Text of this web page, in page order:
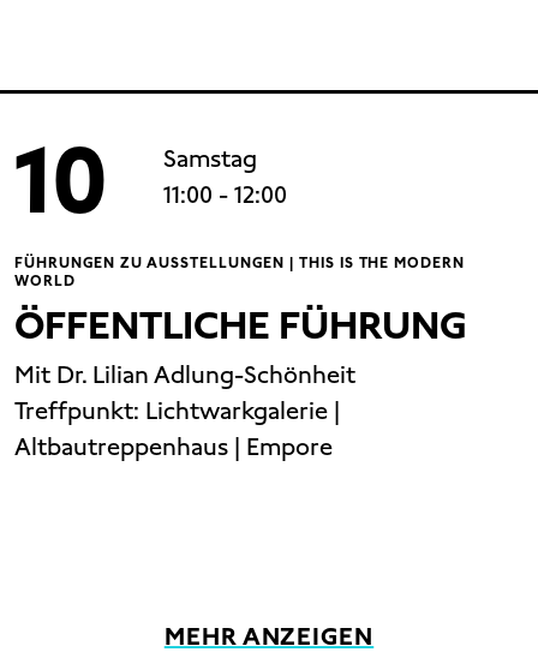
10
Samstag
11:00 - 12:00
FÜHRUNGEN ZU AUSSTELLUNGEN | THIS IS THE MODERN
WORLD
ÖFFENTLICHE FÜHRUNG
Mit Dr. Lilian Adlung-Schönheit
Treffpunkt: Lichtwarkgalerie |
Altbautreppenhaus | Empore
MEHR ANZEIGEN